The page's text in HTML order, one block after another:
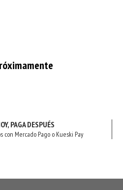
PAGA DESPUÉS
con Mercado Pago o Kueski Pay